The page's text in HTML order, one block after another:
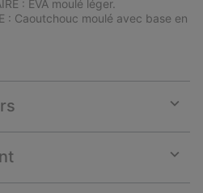
: EVA moulé léger.
: Caoutchouc moulé avec base en
or
or